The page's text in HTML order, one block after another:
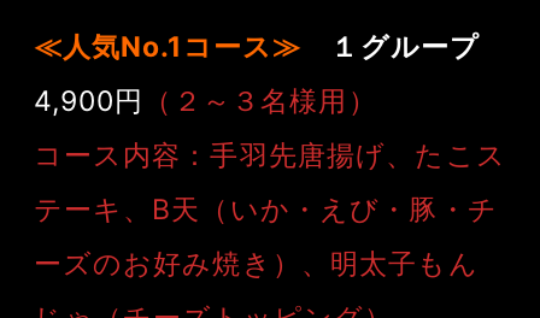
≪人気No.1コース≫
１グループ
4,900円
（２～３名様用）
コース内容：手羽先唐揚げ、たこス
テーキ、B天（いか・えび・豚・チ
ーズのお好み焼き）、明太子もん